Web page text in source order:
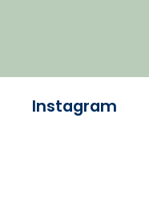
Instagram